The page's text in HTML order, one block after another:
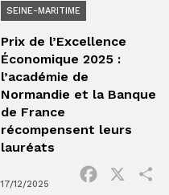
SEINE-MARITIME
Prix de l’Excellence
Économique 2025 :
l’académie de
Normandie et la Banque
de France
récompensent leurs
lauréats
17/12/2025
Facebook